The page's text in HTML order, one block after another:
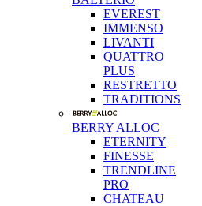
EVEREST
IMMENSO
LIVANTI
QUATTRO
PLUS
RESTRETTO
TRADITIONS
BERRY ALLOC
ETERNITY
FINESSE
TRENDLINE
PRO
CHATEAU